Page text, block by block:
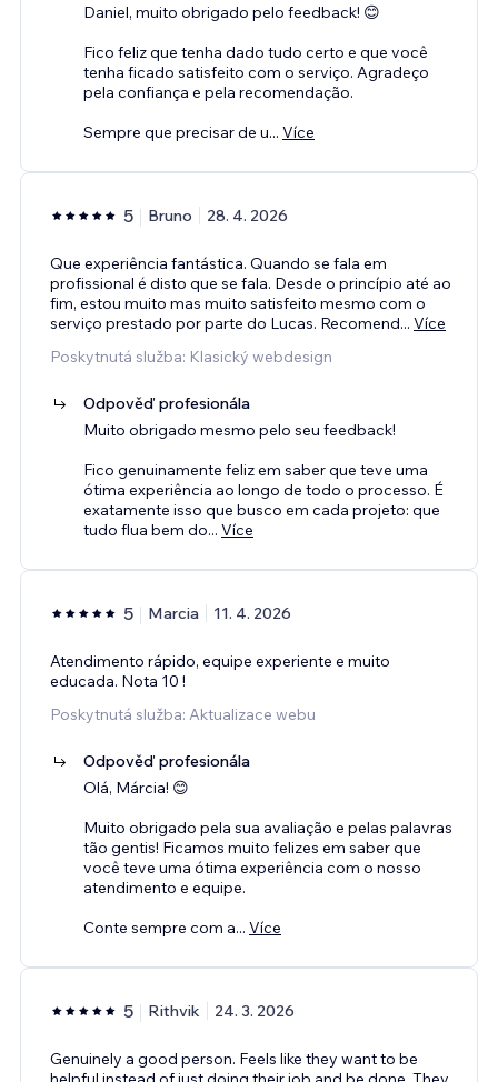
Daniel, muito obrigado pelo feedback! 😊
Fico feliz que tenha dado tudo certo e que você
tenha ficado satisfeito com o serviço. Agradeço
pela confiança e pela recomendação.
Sempre que precisar de u... Více
5 Bruno 28. 4. 2026
Que experiência fantástica. Quando se fala em
profissional é disto que se fala. Desde o princípio até ao
fim, estou muito mas muito satisfeito mesmo com o
serviço prestado por parte do Lucas. Recomend... Více
Poskytnutá služba: Klasický webdesign
Odpověď profesionála
Muito obrigado mesmo pelo seu feedback!
Fico genuinamente feliz em saber que teve uma
ótima experiência ao longo de todo o processo. É
exatamente isso que busco em cada projeto: que
tudo flua bem do... Více
5 Marcia 11. 4. 2026
Atendimento rápido, equipe experiente e muito
educada. Nota 10 !
Poskytnutá služba: Aktualizace webu
Odpověď profesionála
Olá, Márcia! 😊
Muito obrigado pela sua avaliação e pelas palavras
tão gentis! Ficamos muito felizes em saber que
você teve uma ótima experiência com o nosso
atendimento e equipe.
Conte sempre com a... Více
5 Rithvik 24. 3. 2026
Genuinely a good person. Feels like they want to be